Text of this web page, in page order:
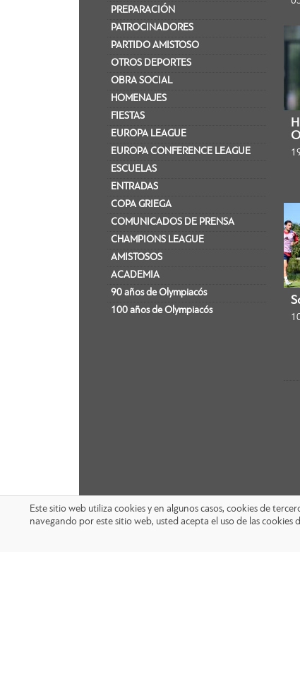
PREPARACIÓN
PATROCINADORES
PARTIDO AMISTOSO
OTROS DEPORTES
OBRA SOCIAL
HOMENAJES
FIESTAS
EUROPA LEAGUE
EUROPA CONFERENCE LEAGUE
ESCUELAS
ENTRADAS
COPA GRIEGA
COMUNICADOS DE PRENSA
CHAMPIONS LEAGUE
AMISTOSOS
ACADEMIA
90 años de Olympiacós
100 años de Olympiacós
Este sitio web utiliza cookies y en algunos casos, cookies de
navegando por este sitio web, usted acepta el uso de las cookies